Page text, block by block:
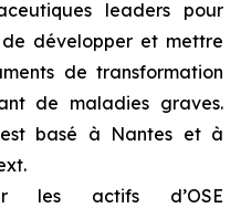
leaders pour
développer et mettre
de transformation
de maladies graves.
est basé à Nantes et à
les actifs d’OSE